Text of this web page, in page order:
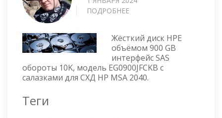
ПОДРОБНЕЕ
900
GB
SAS
10K
—
Жёсткий диск HPE
объёмом 900 GB
интерфейс SAS
обороты 10K, модель EG0900JFCKB с
салазками для СХД HP MSA 2040.
Теги